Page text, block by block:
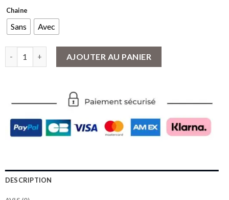
Chaine
Sans Avec
AJOUTER AU PANIER
DESCRIPTION